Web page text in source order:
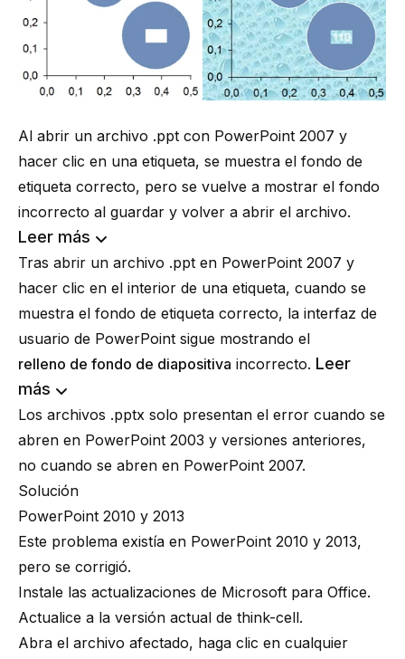
Al abrir un archivo .ppt con PowerPoint 2007 y
hacer clic en una etiqueta, se muestra el fondo de
etiqueta correcto, pero se vuelve a mostrar el fondo
incorrecto al guardar y volver a abrir el archivo.
Leer más
Tras abrir un archivo .ppt en PowerPoint 2007 y
hacer clic en el interior de una etiqueta, cuando se
muestra el fondo de etiqueta correcto, la interfaz de
usuario de PowerPoint sigue mostrando el
relleno de fondo de diapositiva incorrecto. Leer
más
Los archivos .pptx solo presentan el error cuando se
abren en PowerPoint 2003 y versiones anteriores,
no cuando se abren en PowerPoint 2007.
Solución
PowerPoint 2010 y 2013
Este problema existía en PowerPoint 2010 y 2013,
pero se corrigió.
Instale las actualizaciones de Microsoft para Office.
Actualice a la versión actual de think-cell.
Abra el archivo afectado, haga clic en cualquier